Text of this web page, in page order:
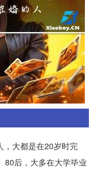
，大都是在20岁时完
80后，大多在大学毕业